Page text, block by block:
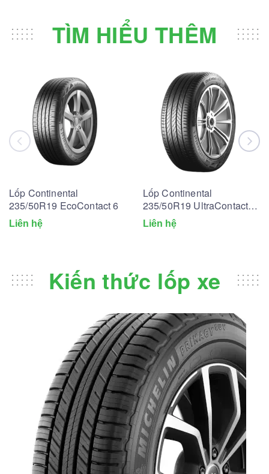
TÌM HIỂU THÊM
Lốp Continental
235/50R19 EcoContact 6
Liên hệ
Lốp Continental
235/50R19 UltraContact
UC6
Liên hệ
Kiến thức lốp xe